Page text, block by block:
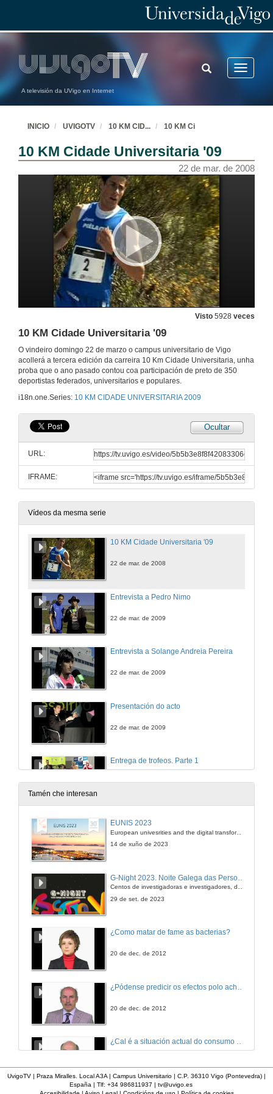
A televisión da UVigo en Internet
Toggle
TOGGLE
SEARCH
INICIO UVIGOTV 10 KM CID... 10 KM Ci
10 KM Cidade Universitaria '09
22 de mar. de 2008
Visto 5928 veces
10 KM Cidade Universitaria '09
O vindeiro domingo 22 de marzo o campus universitario de Vigo
acollerá a tercera edición da carreira 10 Km Cidade Universitaria, unha
proba que o ano pasado contou coa participación de preto de 350
deportistas federados, universitarios e populares.
i18n.one.Series: 10 KM CIDADE UNIVERSITARIA 2009
Ocultar
URL:
IFRAME:
Vídeos da mesma serie
10 KM Cidade Universitaria '09
22 de mar. de 2008
Entrevista a Pedro Nimo
22 de mar. de 2009
Entrevista a Solange Andreia Pereira
22 de mar. de 2009
Presentación do acto
22 de mar. de 2009
Entrega de trofeos. Parte 1
22 de mar. de 2009
22 de mar. de 2009
22 de mar. de 2009
1º Clasificado Masculino
Promocional 10 KM Cidade Universitaria
Tamén che interesan
EUNIS 2023
European univesrities and the digital transformation: challenges and opportunities ahead
14 de xuño de 2023
Centos de investigadoras e investigadores, decenas de actividades e sete cidades
29 de set. de 2023
¿Como matar de fame as bacterias?
20 de dec. de 2012
20 de dec. de 2012
¿Cal é a situación actual do consumo cinematográfico?
UvigoTV | Praza Miralles. Local A3A | Campus Universitario | C.P. 36310 Vigo (Pontevedra) |
España | Tlf: +34 986811937 | tv@uvigo.es